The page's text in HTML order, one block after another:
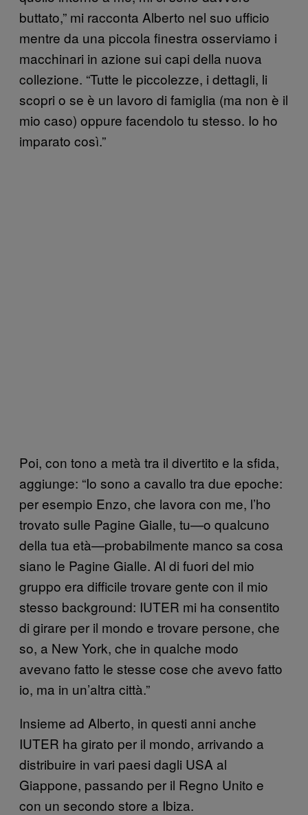
buttato,” mi racconta Alberto nel suo ufficio
mentre da una piccola finestra osserviamo i
macchinari in azione sui capi della nuova
collezione. “Tutte le piccolezze, i dettagli, li
scopri o se è un lavoro di famiglia (ma non è il
mio caso) oppure facendolo tu stesso. Io ho
imparato così.”
Poi, con tono a metà tra il divertito e la sfida,
aggiunge: “Io sono a cavallo tra due epoche:
per esempio Enzo, che lavora con me, l’ho
trovato sulle Pagine Gialle, tu—o qualcuno
della tua età—probabilmente manco sa cosa
siano le Pagine Gialle. Al di fuori del mio
gruppo era difficile trovare gente con il mio
stesso background: IUTER mi ha consentito
di girare per il mondo e trovare persone, che
so, a New York, che in qualche modo
avevano fatto le stesse cose che avevo fatto
io, ma in un’altra città.”
Insieme ad Alberto, in questi anni anche
IUTER ha girato per il mondo, arrivando a
distribuire in vari paesi dagli USA al
Giappone, passando per il Regno Unito e
con un secondo store a Ibiza.